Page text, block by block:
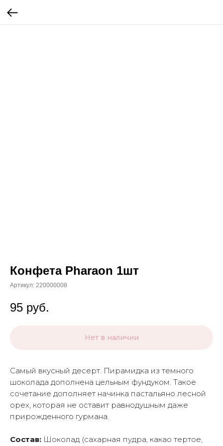
Конфета Pharaon 1шт
Артикул: 220000008
95 руб.
Нет в наличии
Самый вкусный десерт. Пирамидка из темного
шоколада дополнена цельным фундуком. Такое
сочетание дополняет начинка пастальяно лесной
орех, которая не оставит равнодушным даже
прирожденного гурмана.
Состав: Шоколад (сахарная пудра, какао тертое,